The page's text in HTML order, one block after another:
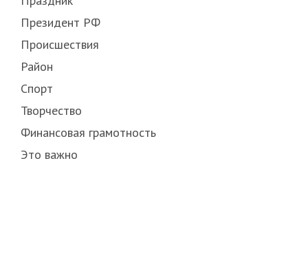
Президент РФ
Происшествия
Район
Спорт
Творчество
Финансовая грамотность
Это важно